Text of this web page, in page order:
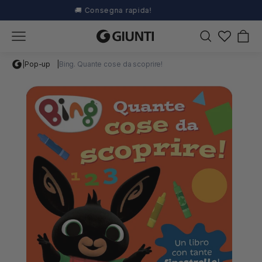
🚚 Consegna rapida!
Pop-up Bing. Quante cose da scoprire!